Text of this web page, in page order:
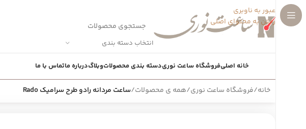
عبور به ناوبری
رفتن به محتوای اصلی
انتخاب دسته بندی
خانه اصلیفروشگاه ساعت نوریدسته بندی محصولاتوبلاگدرباره ماتماس با ما
خانه/فروشگاه ساعت نوری/همه ی محصولات/ساعت مردانه رادو طرح سرامیک Rado